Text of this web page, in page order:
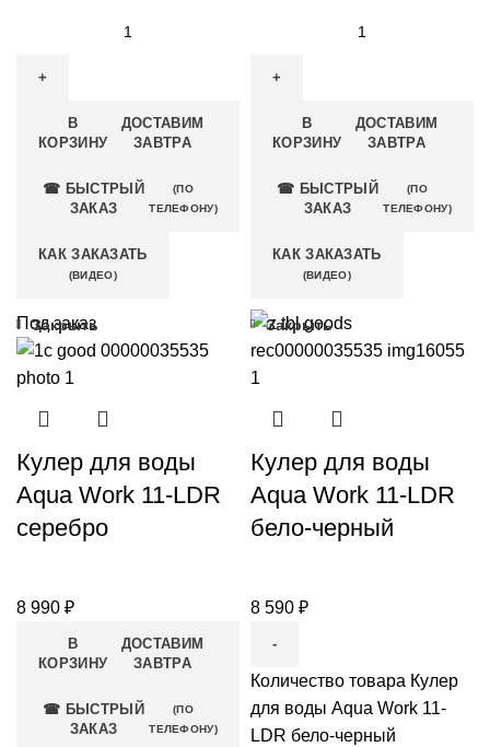
В
КОРЗИНУ
ДОСТАВИМ
ЗАВТРА
☎ БЫСТРЫЙ
ЗАКАЗ
(ПО
ТЕЛЕФОНУ)
КАК ЗАКАЗАТЬ
(ВИДЕО)
В
КОРЗИНУ
ДОСТАВИМ
ЗАВТРА
☎ БЫСТРЫЙ
ЗАКАЗ
(ПО
ТЕЛЕФОНУ)
КАК ЗАКАЗАТЬ
(ВИДЕО)
Под заказ
Закрыть
Кулер для воды
Aqua Work 11-LDR
серебро
8 990 ₽
В
КОРЗИНУ
ДОСТАВИМ
ЗАВТРА
☎ БЫСТРЫЙ
ЗАКАЗ
(ПО
ТЕЛЕФОНУ)
Закрыть
Кулер для воды
Aqua Work 11-LDR
бело-черный
8 590 ₽
Количество товара Кулер
для воды Aqua Work 11-
LDR бело-черный